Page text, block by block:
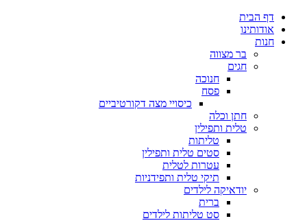
דף הבית
אודותינו
חנות
בר מצווה
חגים
חנוכה
פסח
כיסויי מצה דקורטיביים
חתן וכלה
טלית ותפילין
טליתות
סטים טלית ותפילין
עטרות לטלית
תיקי טלית ותפידניות
יודאיקה לילדים
ברית
סט טליתות לילדים